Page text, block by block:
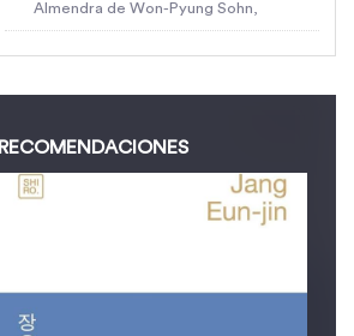
Almendra de Won-Pyung Sohn,
RECOMENDACIONES